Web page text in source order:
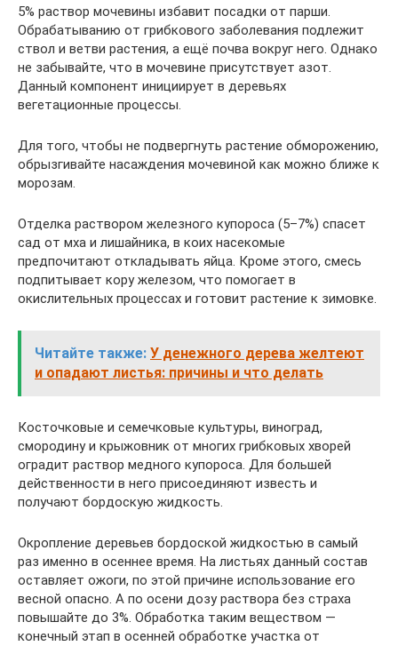
5% раствор мочевины избавит посадки от парши.
Обрабатыванию от грибкового заболевания подлежит
ствол и ветви растения, а ещё почва вокруг него. Однако
не забывайте, что в мочевине присутствует азот.
Данный компонент инициирует в деревьях
вегетационные процессы.
Для того, чтобы не подвергнуть растение обморожению,
обрызгивайте насаждения мочевиной как можно ближе к
морозам.
Отделка раствором железного купороса (5–7%) спасет
сад от мха и лишайника, в коих насекомые
предпочитают откладывать яйца. Кроме этого, смесь
подпитывает кору железом, что помогает в
окислительных процессах и готовит растение к зимовке.
Читайте также: У денежного дерева желтеют
и опадают листья: причины и что делать
Косточковые и семечковые культуры, виноград,
смородину и крыжовник от многих грибковых хворей
оградит раствор медного купороса. Для большей
действенности в него присоединяют известь и
получают бордоскую жидкость.
Окропление деревьев бордоской жидкостью в самый
раз именно в осеннее время. На листьях данный состав
оставляет ожоги, по этой причине использование его
весной опасно. А по осени дозу раствора без страха
повышайте до 3%. Обработка таким веществом —
конечный этап в осенней обработке участка от